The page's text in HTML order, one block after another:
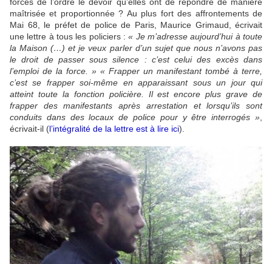
maîtrisée et proportionnée ? Au plus fort des affrontements de
Mai 68, le préfet de police de Paris, Maurice Grimaud, écrivait
une lettre à tous les policiers :« Je m’adresse aujourd’hui à toute
la Maison (…) et je veux parler d’un sujet que nous n’avons pas
le droit de passer sous silence : c’est celui des excès dans
l’emploi de la force. » « Frapper un manifestant tombé à terre,
c’est se frapper soi-même en apparaissant sous un jour qui
atteint toute la fonction policière. Il est encore plus grave de
frapper des manifestants après arrestation et lorsqu’ils sont
conduits dans des locaux de police pour y être interrogés »
écrivait-il (l’intégralité de la lettre est à lire ici).